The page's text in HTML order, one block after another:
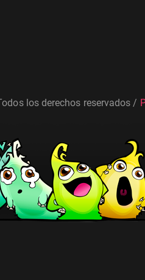
los derechos reservados /